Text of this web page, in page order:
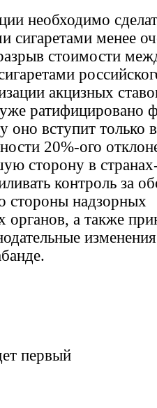
необходимо
сигаретами менее
стоимости
акцизных
ратифицировано
оно вступит только
20%-ого
сторону в
контроль за
стороны надзорных
органов, а также
первый